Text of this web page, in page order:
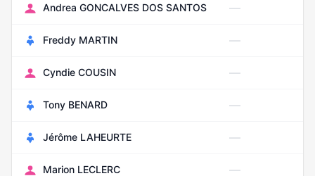
Andrea GONCALVES DOS SANTOS —
Freddy MARTIN —
Cyndie COUSIN —
Tony BENARD —
Jérôme LAHEURTE —
Marion LECLERC —